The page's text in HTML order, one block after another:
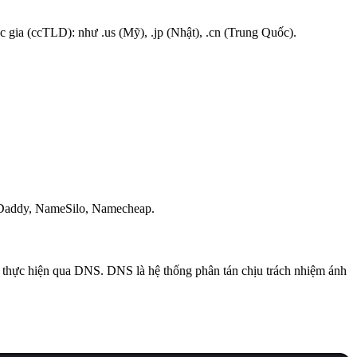
(ccTLD): như .us (Mỹ), .jp (Nhật), .cn (Trung Quốc).
NameSilo, Namecheap.
hiện qua DNS. DNS là hệ thống phân tán chịu trách nhiệm ánh